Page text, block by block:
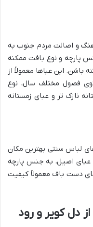
و اصالت مردم جنوب به
پارچه و نوع بافت ممکنه
باشن. این عباها معمولاً از
فصول مختلف سال، نوع
نازک تر و عبای زمستانه
لباس سنتی بهترین مکان
اصیل، به جنس پارچه
دست باف معمولاً کیفیت
دل کویر و رود